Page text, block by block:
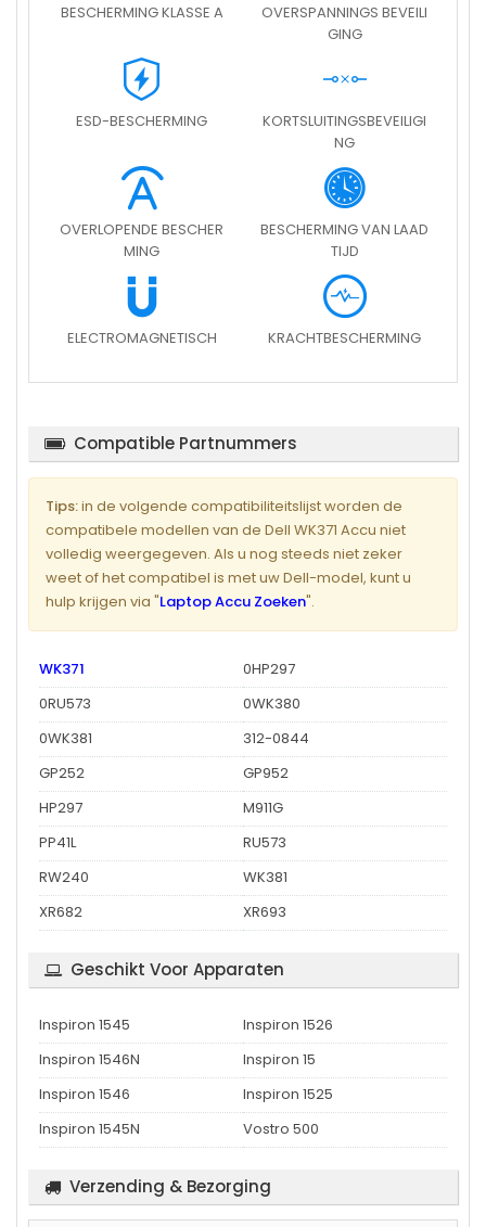
BESCHERMING KLASSE A
OVERSPANNINGS BEVEILI
GING
ESD-BESCHERMING
KORTSLUITINGSBEVEILIGI
NG
OVERLOPENDE BESCHER
MING
BESCHERMING VAN LAAD
TIJD
ELECTROMAGNETISCH KRACHTBESCHERMING
Compatible Partnummers
Tips:in de volgende compatibiliteitslijst worden de
compatibele modellen van de Dell WK371 Accu niet
volledig weergegeven. Als u nog steeds niet zeker
weet of het compatibel is met uw Dell-model, kunt u
hulp krijgen via "Laptop Accu Zoeken".
WK371
0HP297
0RU573
0WK380
0WK381
312-0844
GP252
GP952
HP297
M911G
PP41L
RU573
RW240
WK381
XR682
XR693
Geschikt Voor Apparaten
Inspiron 1545
Inspiron 1526
Inspiron 1546N
Inspiron 15
Inspiron 1546
Inspiron 1525
Inspiron 1545N
Vostro 500
Verzending & Bezorging